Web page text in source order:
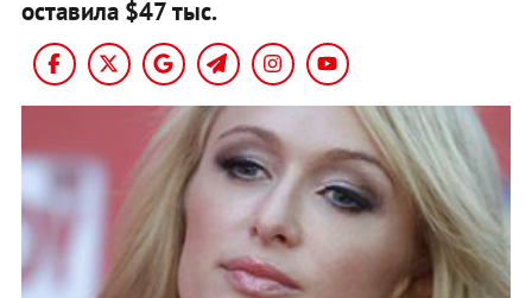
оставила $47 тыс.